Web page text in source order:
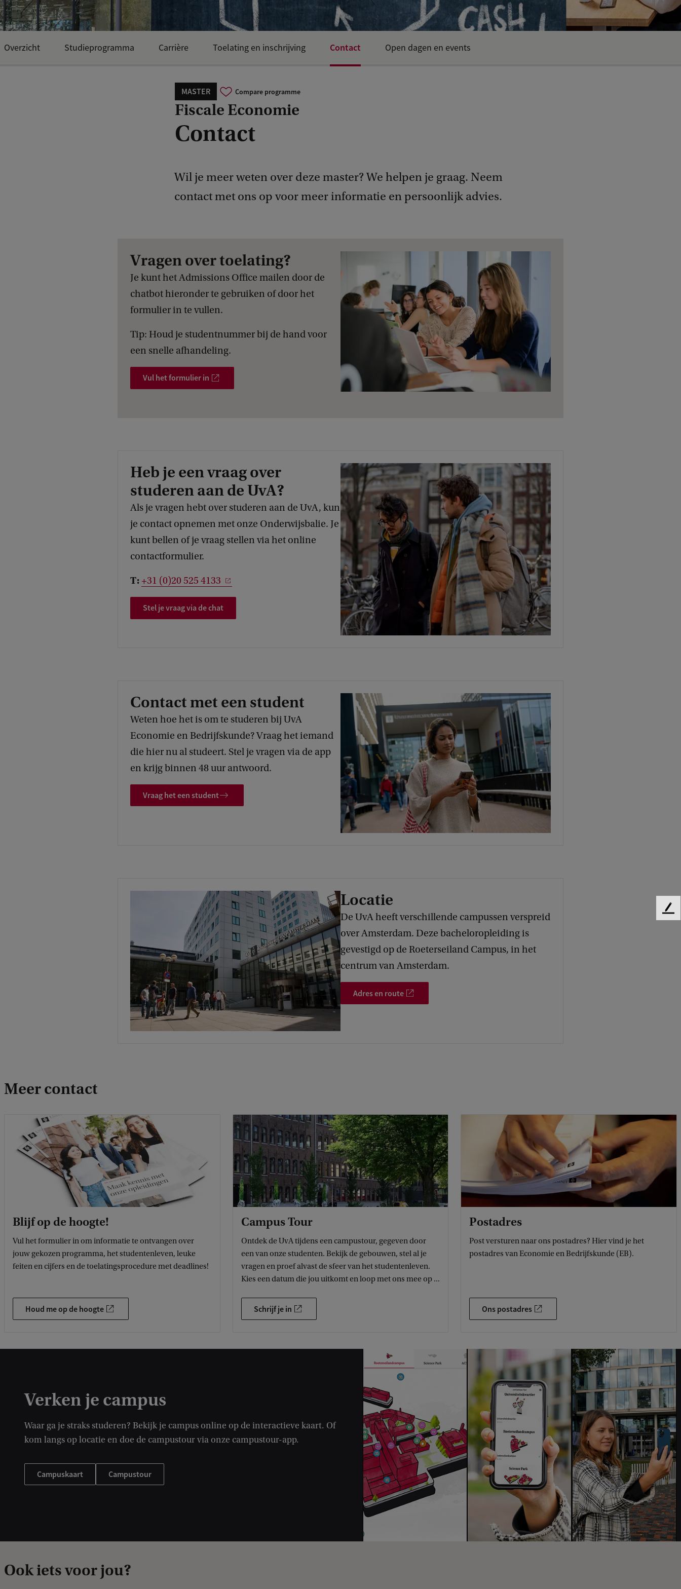
MASTER Compare programme
Fiscale Economie
Contact
Wil je meer weten over deze master? We helpen je graag. Neem
contact met ons op voor meer informatie en persoonlijk advies.
Overzicht Studieprogramma Carrière Toelating en inschrijving Contact Open dagen en events
Vragen over toelating?
Je kunt het Admissions Office mailen door de
chatbot hieronder te gebruiken of door het
formulier in te vullen.
Tip: Houd je studentnummer bij de hand voor
een snelle afhandeling.
Vul het formulier in
Heb je een vraag over
studeren aan de UvA?
Als je vragen hebt over studeren aan de UvA, kun
je contact opnemen met onze Onderwijsbalie. Je
kunt bellen of je vraag stellen via het online
contactformulier.
T: +31 (0)20 525 4133
Stel je vraag via de chat
Contact met een student
Weten hoe het is om te studeren bij UvA
Economie en Bedrijfskunde? Vraag het iemand
die hier nu al studeert. Stel je vragen via de app
en krijg binnen 48 uur antwoord.
Vraag het een student
Locatie
De UvA heeft verschillende campussen verspreid
over Amsterdam. Deze bacheloropleiding is
gevestigd op de Roeterseiland Campus, in het
centrum van Amsterdam.
Adres en route
Meer contact
Blijf op de hoogte!
Vul het formulier in om informatie te ontvangen over
jouw gekozen programma, het studentenleven, leuke
feiten en cijfers en de toelatingsprocedure met deadlines!
Houd me op de hoogte
Campus Tour
Ontdek de UvA tijdens een campustour, gegeven door
een van onze studenten. Bekijk de gebouwen, stel al je
vragen en proef alvast de sfeer van het studentenleven.
Kies een datum die jou uitkomt en loop met ons mee op ...
Schrijf je in
Postadres
Post versturen naar ons postadres? Hier vind je het
postadres van Economie en Bedrijfskunde (EB).
Ons postadres
Verken je campus
Waar ga je straks studeren? Bekijk je campus online op de interactieve kaart. Of
kom langs op locatie en doe de campustour via onze campustour-app.
Campuskaart Campustour
Ook iets voor jou?
F